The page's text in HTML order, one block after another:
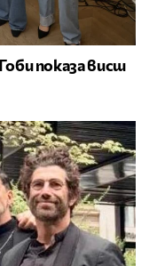
показа висш